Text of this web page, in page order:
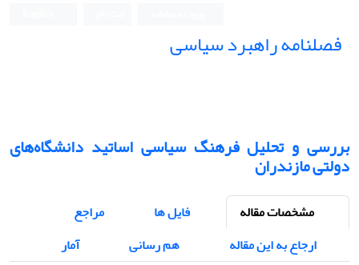
فصلنامه راهبرد سیاسی
بررسی و تحلیل فرهنگ سیاسی اساتید دانشگاه‌های
دولتی مازندران
مشخصات مقاله فایل ها
مراجع
ارجاع به این مقاله
هم رسانی
آمار